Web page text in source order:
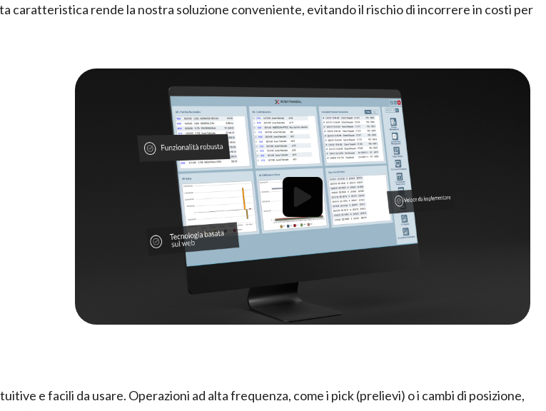
caratteristica rende la nostra soluzione conveniente, evitando il rischio di incorrere in costi per
e facili da usare. Operazioni ad alta frequenza, come i pick (prelievi) o i cambi di posizione,